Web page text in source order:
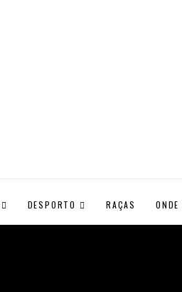
DESPORTO RAÇAS